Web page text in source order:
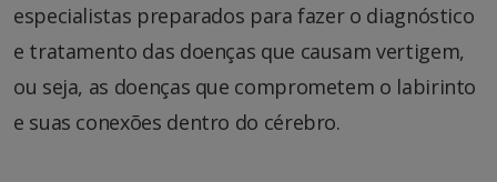
especialistas preparados para fazer o diagnóstico
e tratamento das doenças que causam vertigem,
ou seja, as doenças que comprometem o labirinto
e suas conexões dentro do cérebro.